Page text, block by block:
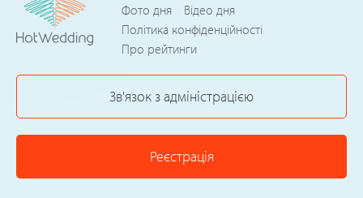
Фото дня
Відео дня
Політика конфіденційності
Про рейтинги
Зв'язок з адміністрацією
Реєстрація